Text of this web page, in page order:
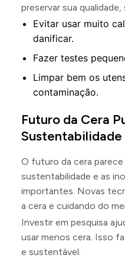
preservar sua
Evitar usar muito
danificar.
Fazer testes
Limpar bem os
contaminação.
Futuro da Cera
Sustentabilidade
O futuro da cera
sustentabilidade e as
importantes. Novas
a cera e cuidando do
Investir em pesquisa
usar menos cera. Isso
e sustentável.